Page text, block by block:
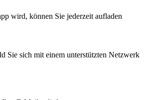
wird, können Sie jederzeit aufladen
Sie sich mit einem unterstützten Netzwerk